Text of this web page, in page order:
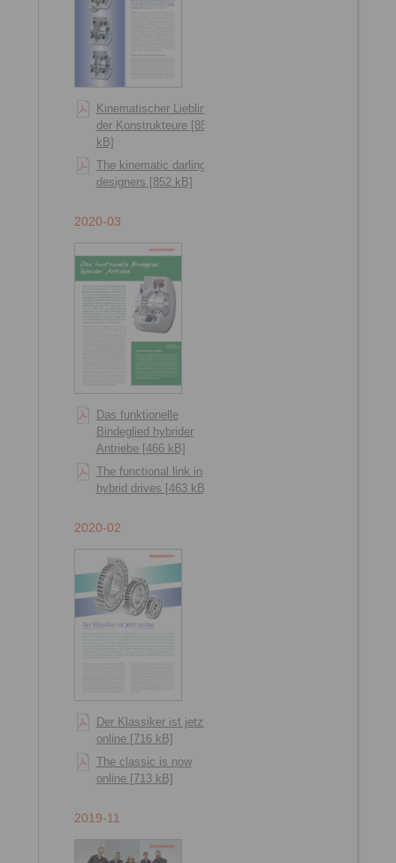
Kinematischer Liebling
der Konstrukteure [856
kB]
The kinematic darling of
designers [852 kB]
2020-03
Das funktionelle
Bindeglied hybrider
Antriebe [466 kB]
The functional link in
hybrid drives [463 kB]
2020-02
Der Klassiker ist jetzt
online [716 kB]
The classic is now
online [713 kB]
2019-11